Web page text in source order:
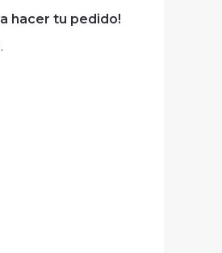
hacer tu pedido!